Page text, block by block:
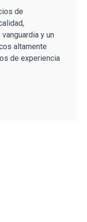
de
y un
altamente
de experiencia